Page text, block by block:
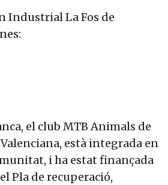
Industrial La Fos de
el club MTB Animals de
està integrada en
i ha estat finançada
Pla de recuperació,